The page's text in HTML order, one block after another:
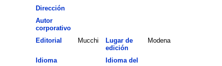
Dirección
Autor
corporativo
Editorial
Mucchi
Lugar de
edición
Modena
Idioma
Idioma del